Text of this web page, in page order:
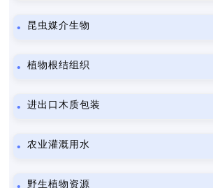
昆虫媒介生物
植物根结组织
进出口木质包装
农业灌溉用水
野生植物资源